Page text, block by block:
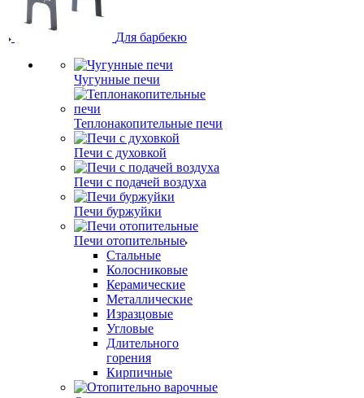
Для барбекю
Чугунные печи
Теплонакопительные печи
Печи с духовкой
Печи с подачей воздуха
Печи буржуйки
Печи отопительные
Стальные
Колосниковые
Керамические
Металлические
Изразцовые
Угловые
Длительного
горения
Кирпичные